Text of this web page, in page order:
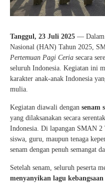
Tanggul, 23 Juli 2025 — Dalam
Nasional (HAN) Tahun 2025,
Pertemuan Pagi Ceria secara
seluruh Indonesia. Kegiatan ini
karakter anak-anak Indonesia
mulia.
Kegiatan diawali dengan senam
yang dilaksanakan secara
Indonesia. Di lapangan SMAN
siswa, guru, maupun tenaga
senam dengan penuh semangat
Setelah senam, seluruh peserta
menyanyikan lagu